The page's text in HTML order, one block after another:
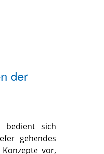
der
bedient sich
gehendes
vor,